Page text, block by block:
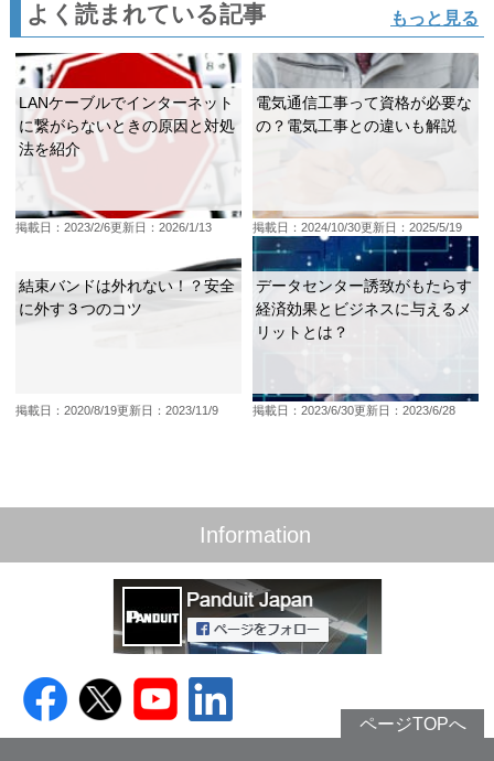
よく読まれている記事 もっと見る
LANケーブルでインターネット
に繋がらないときの原因と対処
法を紹介
掲載日：2023/2/6更新日：2026/1/13
電気通信工事って資格が必要な
の？電気工事との違いも解説
掲載日：2024/10/30更新日：2025/5/19
結束バンドは外れない！？安全
に外す３つのコツ
掲載日：2020/8/19更新日：2023/11/9
データセンター誘致がもたらす
経済効果とビジネスに与えるメ
リットとは？
掲載日：2023/6/30更新日：2023/6/28
Information
ページTOPへ